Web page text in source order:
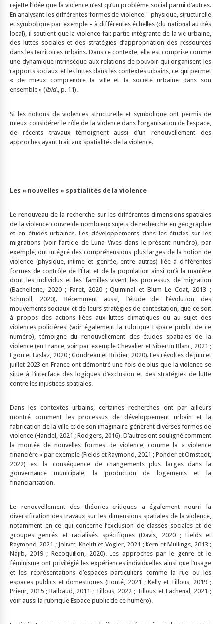
rejette l’idée que la violence n’est qu’un problème social parmi d’autres.
En analysant les différentes formes de violence – physique, structurelle
et symbolique par exemple – à différentes échelles (du national au très
local), il soutient que la violence fait partie intégrante de la vie urbaine,
des luttes sociales et des stratégies d’appropriation des ressources
dans les territoires urbains. Dans ce contexte, elle est comprise comme
une dynamique intrinsèque aux relations de pouvoir qui organisent les
rapports sociaux et les luttes dans les contextes urbains, ce qui permet
« de mieux comprendre la ville et la société urbaine dans son
ensemble » (ibid., p. 11).
Si les notions de violences structurelle et symbolique ont permis de
mieux considérer le rôle de la violence dans l’organisation de l’espace,
de récents travaux témoignent aussi d’un renouvellement des
approches ayant trait aux spatialités de la violence.
Les « nouvelles » spatialités de la violence
Le renouveau de la recherche sur les différentes dimensions spatiales
de la violence couvre de nombreux sujets de recherche en géographie
et en études urbaines. Les développements dans les études sur les
migrations (voir l’article de Luna Vives dans le présent numéro), par
exemple, ont intégré des compréhensions plus larges de la notion de
violence (physique, intime et genrée, entre autres) liée à différentes
formes de contrôle de l’État et de la population ainsi qu’à la manière
dont les individus et les familles vivent les processus de migration
(Bachellerie, 2020 ; Faret, 2020 ; Quiminal et Blum Le Coat, 2013 ;
Schmoll, 2020). Récemment aussi, l’étude de l’évolution des
mouvements sociaux et de leurs stratégies de contestation, que ce soit
à propos des actions liées aux luttes climatiques ou au sujet des
violences policières (voir également la rubrique Espace public de ce
numéro), témoigne du renouvellement des études spatiales de la
violence (en France, voir par exemple Chevalier et Sibertin Blanc, 2021 ;
Egon et Laslaz, 2020 ; Gondreau et Bridier, 2020). Les révoltes de juin et
juillet 2023 en France ont démontré une fois de plus que la violence se
situe à l’interface des logiques d’exclusion et des stratégies de lutte
contre les injustices spatiales.
Dans les contextes urbains, certaines recherches ont par ailleurs
montré comment les processus de développement urbain et la
fabrication de la ville et de son imaginaire génèrent diverses formes de
violence (Handel, 2021 ; Rodgers, 2016). D’autres ont souligné comment
la montée de nouvelles formes de violence, comme la « violence
financière » par exemple (Fields et Raymond, 2021 ; Ponder et Omstedt,
2022) est la conséquence de changements plus larges dans la
gouvernance municipale, la production de logements et la
financiarisation.
Le renouvellement des théories critiques a également nourri la
diversification des travaux sur les dimensions spatiales de la violence,
notamment en ce qui concerne l’exclusion de classes sociales et de
groupes genrés et racialisés spécifiques (Davis, 2020 ; Fields et
Raymond, 2021 ; Jolivet, Khelifi et Vogler, 2021 ; Kern et Mullings, 2013 ;
Najib, 2019 ; Recoquillon, 2020). Les approches par le genre et le
féminisme ont privilégié les expériences individuelles ainsi que l’usage
et les représentations d’espaces particuliers comme la rue ou les
espaces publics et domestiques (Bonté, 2021 ; Kelly et Tillous, 2019 ;
Prieur, 2015 ; Raibaud, 2011 ; Tillous, 2022 ; Tillous et Lachenal, 2021 ;
voir aussi la rubrique Espace public de ce numéro).